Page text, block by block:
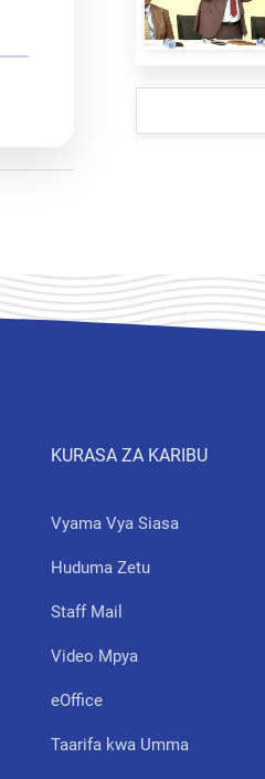
KURASA ZA KARIBU
Vyama Vya Siasa
Huduma Zetu
Staff Mail
Video Mpya
eOffice
Taarifa kwa Umma